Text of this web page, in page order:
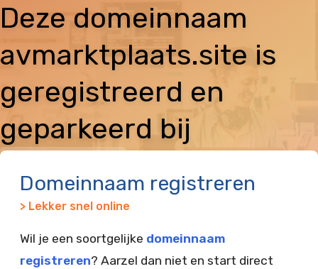
Deze domeinnaam
avmarktplaats.site is
geregistreerd en
geparkeerd bij
Domeinnaam registreren
> Lekker snel online
Wil je een soortgelijke domeinnaam
registreren? Aarzel dan niet en start direct